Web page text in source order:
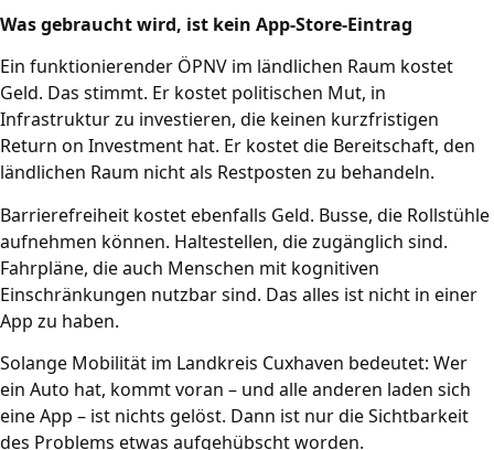
Was gebraucht wird, ist kein App-Store-Eintrag
Ein funktionierender ÖPNV im ländlichen Raum kostet
Geld. Das stimmt. Er kostet politischen Mut, in
Infrastruktur zu investieren, die keinen kurzfristigen
Return on Investment hat. Er kostet die Bereitschaft, den
ländlichen Raum nicht als Restposten zu behandeln.
Barrierefreiheit kostet ebenfalls Geld. Busse, die Rollstühle
aufnehmen können. Haltestellen, die zugänglich sind.
Fahrpläne, die auch Menschen mit kognitiven
Einschränkungen nutzbar sind. Das alles ist nicht in einer
App zu haben.
Solange Mobilität im Landkreis Cuxhaven bedeutet: Wer
ein Auto hat, kommt voran – und alle anderen laden sich
eine App – ist nichts gelöst. Dann ist nur die Sichtbarkeit
des Problems etwas aufgehübscht worden.